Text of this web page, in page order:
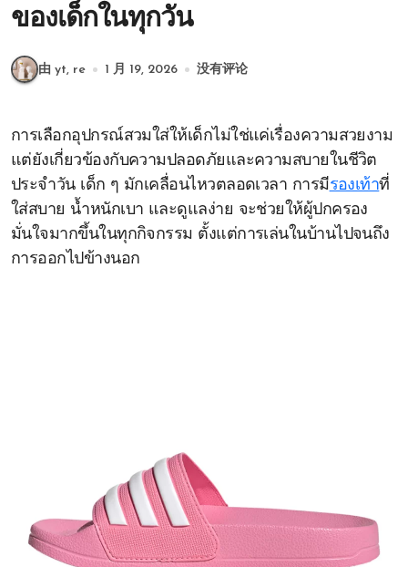
ของเด็กในทุกวัน
由 yt, re 1 月 19, 2026 没有评论
การเลือกอุปกรณ์สวมใส่ให้เด็กไม่ใช่แค่เรื่องความสวยงาม
แต่ยังเกี่ยวข้องกับความปลอดภัยและความสบายในชีวิต
ประจำวัน เด็ก ๆ มักเคลื่อนไหวตลอดเวลา การมีรองเท้าที่
ใส่สบาย น้ำหนักเบา และดูแลง่าย จะช่วยให้ผู้ปกครอง
มั่นใจมากขึ้นในทุกกิจกรรม ตั้งแต่การเล่นในบ้านไปจนถึง
การออกไปข้างนอก